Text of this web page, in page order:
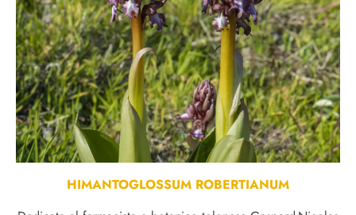
HIMANTOGLOSSUM ROBERTIANUM